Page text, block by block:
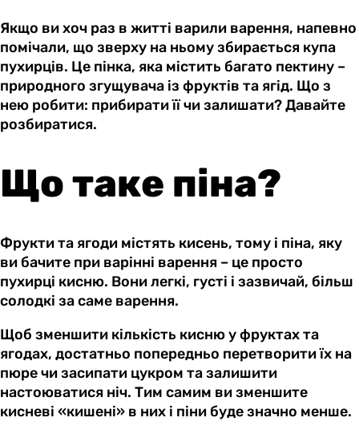
Якщо ви хоч раз в житті варили варення, напевно
помічали, що зверху на ньому збирається купа
пухирців. Це пінка, яка містить багато пектину –
природного згущувача із фруктів та ягід. Що з
нею робити: прибирати її чи залишати? Давайте
розбиратися.
Що таке піна?
Фрукти та ягоди містять кисень, тому і піна, яку
ви бачите при варінні варення – це просто
пухирці кисню. Вони легкі, густі і зазвичай, більш
солодкі за саме варення.
Щоб зменшити кількість кисню у фруктах та
ягодах, достатньо попередньо перетворити їх на
пюре чи засипати цукром та залишити
настоюватися ніч. Тим самим ви зменшите
кисневі «кишені» в них і піни буде значно менше.